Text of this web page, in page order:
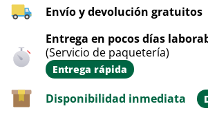
Envío y devolución gratuitos
Entrega en pocos días
(Servicio de paquetería)
Entrega rápida
Disponibilidad inmediata